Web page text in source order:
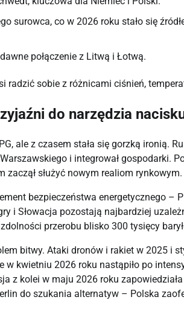
surowca, co w 2026 roku stało się
połączenie z Litwą i Łotwą.
sobie z różnicami ciśnień,
do narzędzia
ale z czasem stała się gorzką ironią.
i integrował gospodarki.
służyć nowym realiom rynkowym.
bezpieczeństwa energetycznego –
i Słowacja pozostają najbardziej
przerobu blisko 300 tysięcy
bitwy. Ataki dronów i rakiet w 2025 i
kwietniu 2026 roku nastąpiło po
z kolei w maju 2026 roku
do szukania alternatyw – Polska